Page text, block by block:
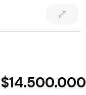
$14.500.000